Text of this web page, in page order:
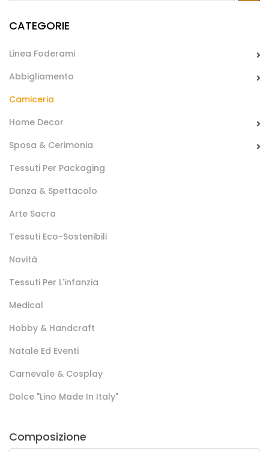
CATEGORIE
Linea Foderami
Abbigliamento
Camiceria
Home Decor
Sposa & Cerimonia
Tessuti Per Packaging
Danza & Spettacolo
Arte Sacra
Tessuti Eco-Sostenibili
Novità
Tessuti Per L'infanzia
Medical
Hobby & Handcraft
Natale Ed Eventi
Carnevale & Cosplay
Dolce "lino Made In Italy"
Composizione